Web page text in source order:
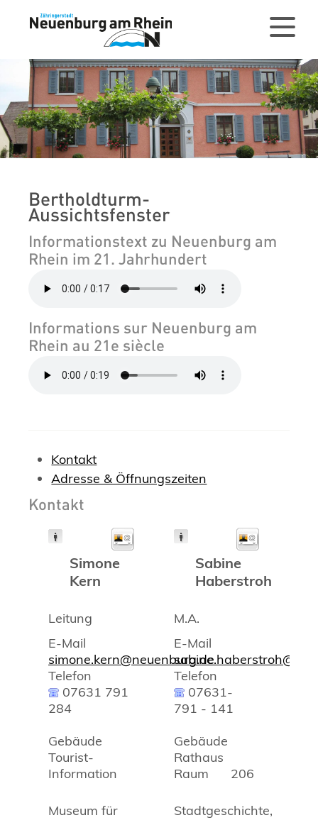
Bertholdturm-
Aussichtsfenster
Informationstext zu Neuenburg am
Rhein im 21. Jahrhundert
Informations sur Neuenburg am
Rhein au 21e siècle
Kontakt
Adresse & Öffnungszeiten
Kontakt
Simone
Kern
Leitung
E-Mail
simone.kern@neuenburg.de
Telefon
07631 791
284
Gebäude
Tourist-
Information
Museum für
Sabine
Haberstroh
M.A.
E-Mail
Telefon
07631-
791 - 141
Gebäude
Rathaus
Raum
206
Stadtgeschichte,